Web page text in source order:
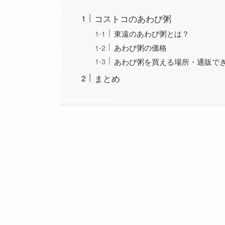
コストコのあわび粥
東遠のあわび粥とは？
あわび粥の価格
あわび粥を買える場所・通販で
まとめ